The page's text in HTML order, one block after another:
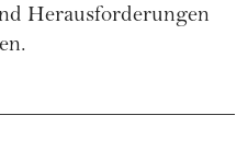
Herausforderungen